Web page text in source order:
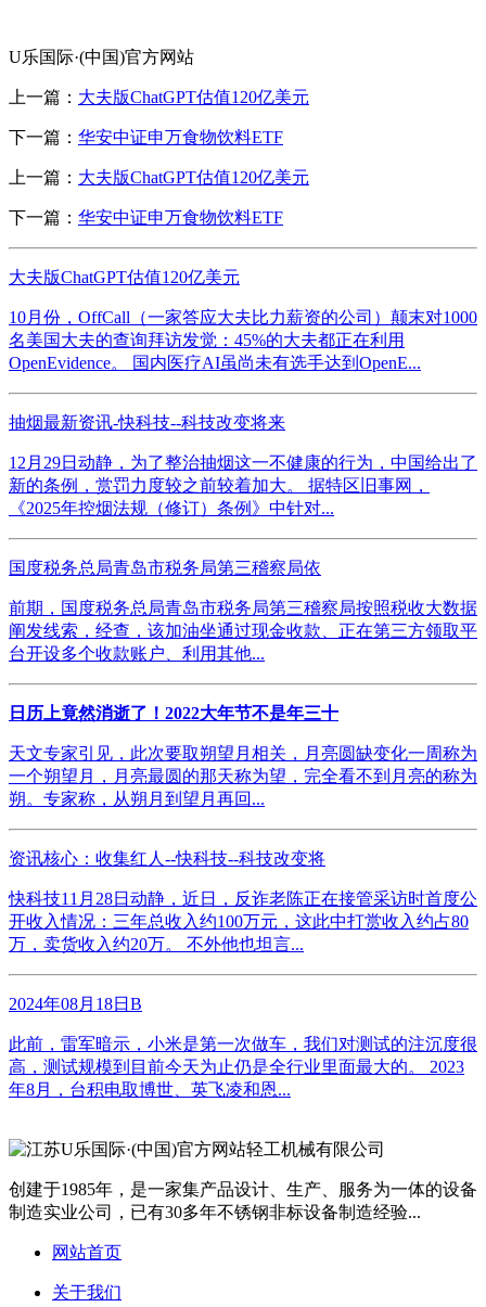
U乐国际·(中国)官方网站
上一篇： 大夫版ChatGPT估值120亿美元
下一篇： 华安中证申万食物饮料ETF
上一篇： 大夫版ChatGPT估值120亿美元
下一篇： 华安中证申万食物饮料ETF
大夫版ChatGPT估值120亿美元
10月份，OffCall（一家答应大夫比力薪资的公司）颠末对1000
名美国大夫的查询拜访发觉：45%的大夫都正在利用
OpenEvidence。 国内医疗AI虽尚未有选手达到OpenE...
抽烟最新资讯-快科技--科技改变将来
12月29日动静，为了整治抽烟这一不健康的行为，中国给出了
新的条例，赏罚力度较之前较着加大。 据特区旧事网，
《2025年控烟法规（修订）条例》中针对...
国度税务总局青岛市税务局第三稽察局依
前期，国度税务总局青岛市税务局第三稽察局按照税收大数据
阐发线索，经查，该加油坐通过现金收款、正在第三方领取平
台开设多个收款账户、利用其他...
日历上竟然消逝了！2022大年节不是年三十
天文专家引见，此次要取朔望月相关，月亮圆缺变化一周称为
一个朔望月，月亮最圆的那天称为望，完全看不到月亮的称为
朔。专家称，从朔月到望月再回...
资讯核心：收集红人--快科技--科技改变将
快科技11月28日动静，近日，反诈老陈正在接管采访时首度公
开收入情况：三年总收入约100万元，这此中打赏收入约占80
万，卖货收入约20万。 不外他也坦言...
2024年08月18日B
此前，雷军暗示，小米是第一次做车，我们对测试的注沉度很
高，测试规模到目前今天为止仍是全行业里面最大的。 2023
年8月，台积电取博世、英飞凌和恩...
创建于1985年，是一家集产品设计、生产、服务为一体的设备
制造实业公司，已有30多年不锈钢非标设备制造经验...
网站首页
关于我们